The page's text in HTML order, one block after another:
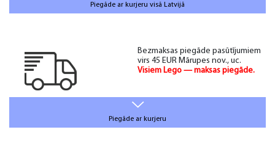
Piegāde ar kurjeru visā Latvijā
Bezmaksas piegāde pasūtījumiem
virs 45 EUR Mārupes nov., uc.
Visiem Lego — maksas piegāde.
Piegāde ar kurjeru